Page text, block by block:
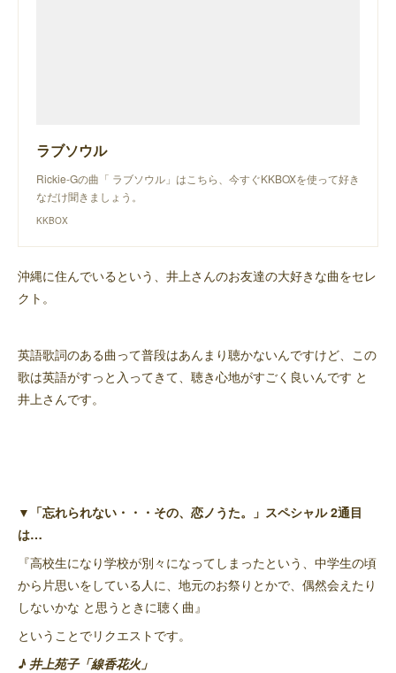
ラブソウル
Rickie-Gの曲「 ラブソウル」はこちら、今すぐKKBOXを使って好き
なだけ聞きましょう。
KKBOX
沖縄に住んでいるという、井上さんのお友達の大好きな曲をセレ
クト。
英語歌詞のある曲って普段はあんまり聴かないんですけど、この
歌は英語がすっと入ってきて、聴き心地がすごく良いんです と
井上さんです。
▼「忘れられない・・・その、恋ノうた。」スペシャル 2通目
は…
『高校生になり学校が別々になってしまったという、中学生の頃
から片思いをしている人に、地元のお祭りとかで、偶然会えたり
しないかな と思うときに聴く曲』
ということでリクエストです。
♪ 井上苑子「線香花火」